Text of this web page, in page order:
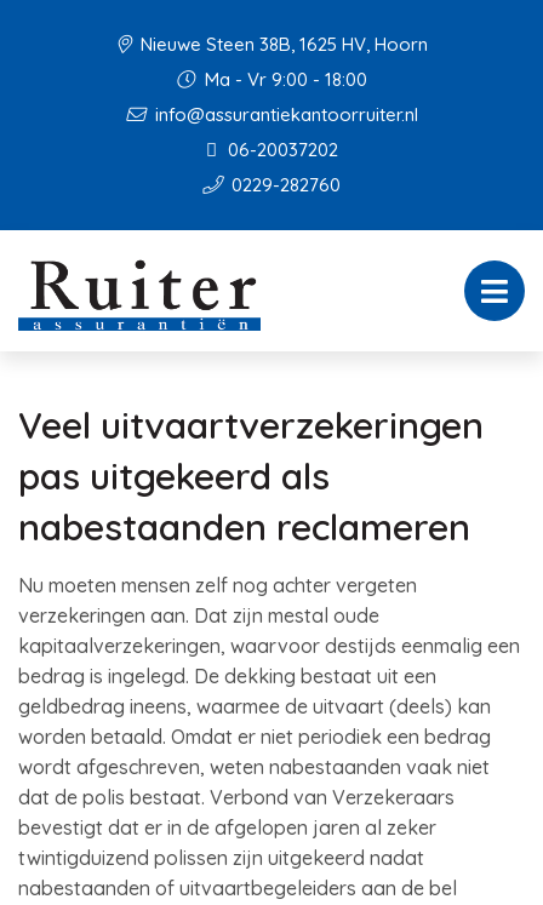
Nieuwe Steen 38B, 1625 HV, Hoorn
Ma - Vr 9:00 - 18:00
info@assurantiekantoorruiter.nl
06-20037202
0229-282760
Veel uitvaartverzekeringen
pas uitgekeerd als
nabestaanden reclameren
Nu moeten mensen zelf nog achter vergeten
verzekeringen aan. Dat zijn mestal oude
kapitaalverzekeringen, waarvoor destijds eenmalig een
bedrag is ingelegd. De dekking bestaat uit een
geldbedrag ineens, waarmee de uitvaart (deels) kan
worden betaald. Omdat er niet periodiek een bedrag
wordt afgeschreven, weten nabestaanden vaak niet
dat de polis bestaat. Verbond van Verzekeraars
bevestigt dat er in de afgelopen jaren al zeker
twintigduizend polissen zijn uitgekeerd nadat
nabestaanden of uitvaartbegeleiders aan de bel